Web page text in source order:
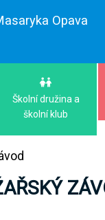
Opava
Školní družina a
školní klub